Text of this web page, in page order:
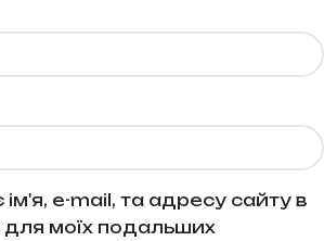
e-mail, та адресу сайту в
для моїх подальших